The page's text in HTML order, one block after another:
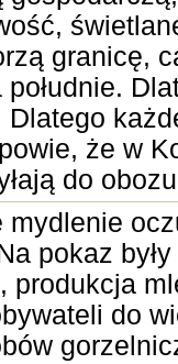
granicę,
południe.
Dlatego
że w
do
pokaz
produkcja
do